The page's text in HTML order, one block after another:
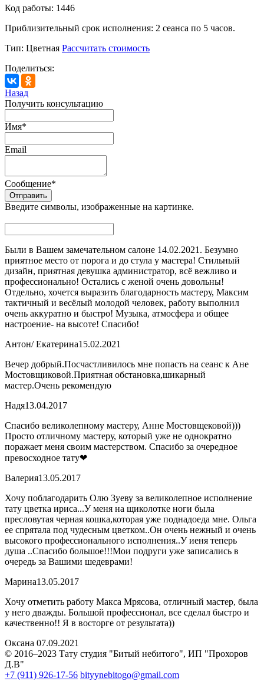
Код работы: 1446
Приблизительный срок исполнения: 2 сеанса по 5 часов.
Тип: Цветная Рассчитать стоимость
Поделиться:
Назад
Получить консультацию
Имя*
Email
Сообщение*
Введите символы, изображенные на картинке.
Были в Вашем замечательном салоне 14.02.2021. Безумно
приятное место от порога и до стула у мастера! Стильный
дизайн, приятная девушка администратор, всё вежливо и
профессионально! Остались с женой очень довольны!
Отдельно, хочется выразить благодарность мастеру, Максим
тактичный и весёлый молодой человек, работу выполнил
очень аккуратно и быстро! Музыка, атмосфера и общее
настроение- на высоте! Спасибо!
Антон/ Екатерина15.02.2021
Вечер добрый.Посчастливилось мне попасть на сеанс к Ане
Мостовщиковой.Приятная обстановка,шикарный
мастер.Очень рекомендую
Надя13.04.2017
Спасибо великолепному мастеру, Анне Мостовщековой)))
Просто отличному мастеру, который уже не однократно
поражает меня своим мастерством. Спасибо за очередное
превосходное тату❤
Валерия13.05.2017
Хочу поблагодарить Олю Зуеву за великолепное исполнение
тату цветка ириса...У меня на щиколотке ноги была
пресловутая черная кошка,которая уже поднадоеда мне. Ольга
ее спрятала под чудесным цветком..Он очень нежный и очень
высокого профессионального исполнения..У иеня теперь
душа ..Спасибо большое!!!Мои подруги уже записались в
очередь за Вашими шедеврами!
Марина13.05.2017
Хочу отметить работу Макса Мрясова, отличный мастер, была
у него дважды. Большой профессионал, все сделал быстро и
качественно!! Я в восторге от результата))
Оксана 07.09.2021
© 2016–2023 Тату студия "Битый небитого", ИП "Прохоров
Д.В"
+7 (911) 926-17-56 bityynebitogo@gmail.com